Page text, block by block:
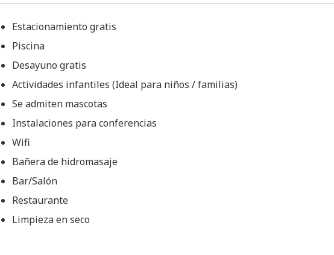
Estacionamiento gratis
Piscina
Desayuno gratis
Actividades infantiles (Ideal para niños / familias)
Se admiten mascotas
Instalaciones para conferencias
Wifi
Bañera de hidromasaje
Bar/Salón
Restaurante
Limpieza en seco